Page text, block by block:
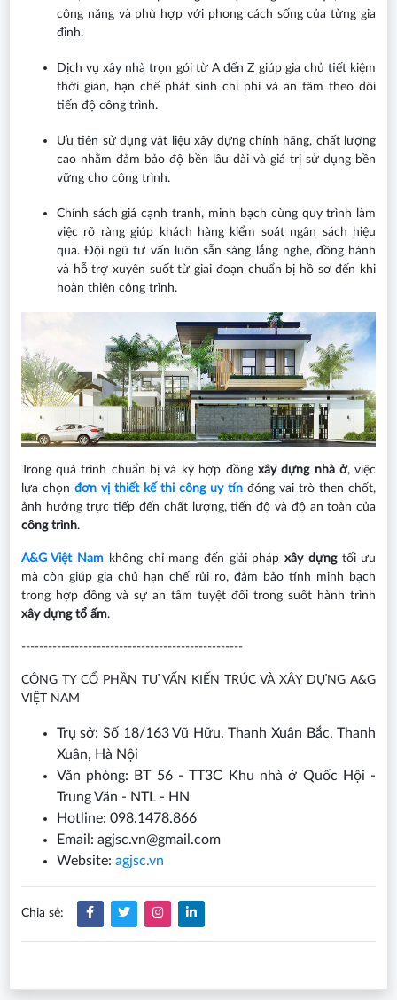
công năng và phù hợp với phong cách sống của từng gia
đình.
Dịch vụ xây nhà trọn gói từ A đến Z giúp gia chủ tiết kiệm
thời gian, hạn chế phát sinh chi phí và an tâm theo dõi
tiến độ công trình.
Ưu tiên sử dụng vật liệu xây dựng chính hãng, chất lượng
cao nhằm đảm bảo độ bền lâu dài và giá trị sử dụng bền
vững cho công trình.
Chính sách giá cạnh tranh, minh bạch cùng quy trình làm
việc rõ ràng giúp khách hàng kiểm soát ngân sách hiệu
quả. Đội ngũ tư vấn luôn sẵn sàng lắng nghe, đồng hành
và hỗ trợ xuyên suốt từ giai đoạn chuẩn bị hồ sơ đến khi
hoàn thiện công trình.
Trong quá trình chuẩn bị và ký hợp đồng xây dựng nhà ở, việc
lựa chọn đơn vị thiết kế thi công uy tín đóng vai trò then chốt,
ảnh hưởng trực tiếp đến chất lượng, tiến độ và độ an toàn của
công trình.
A&G Việt Nam không chỉ mang đến giải phápxây dựngtối ưu
mà còn giúp gia chủ hạn chế rủi ro, đảm bảo tính minh bạch
trong hợp đồng và sự an tâm tuyệt đối trong suốt hành trình
xây dựng tổ ấm.
--------------------------------------------------
CÔNG TY CỔ PHẦN TƯ VẤN KIẾN TRÚC VÀ XÂY DỰNG A&G
VIỆT NAM
Trụ sở: Số 18/163 Vũ Hữu, Thanh Xuân Bắc, Thanh
Xuân, Hà Nội
Văn phòng: BT 56 - TT3C Khu nhà ở Quốc Hội -
Trung Văn - NTL - HN
Hotline: 098.1478.866
Email: agjsc.vn@gmail.com
Website: agjsc.vn
Chia sẻ: